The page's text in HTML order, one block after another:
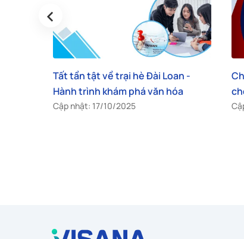
Chi tiết thủ tục xin visa Đài Loan
cho trẻ em từ A đến Z
Cập nhật: 07/11/2025
‹